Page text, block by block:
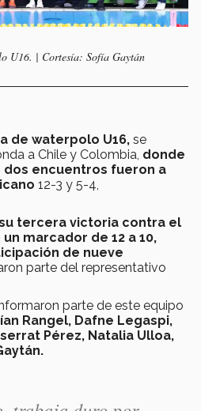
U16. | Cortesía: Sofía Gaytán
de waterpolo U16, se
a Chile y Colombia, donde
encuentros fueron a
12-3 y 5-4,
tercera victoria contra el
marcador de 12 a 10,
de nueve
parte del representativo
parte de este equipo
Rangel, Dafne Legaspi,
Pérez, Natalia Ulloa,